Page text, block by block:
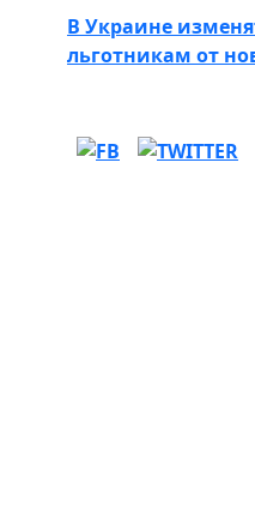
В Украине
льготникам от